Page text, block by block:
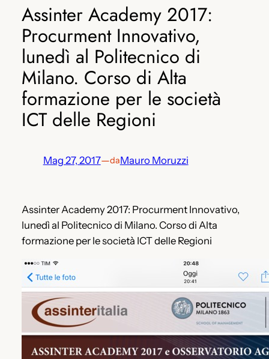
Assinter Academy 2017:
Procurment Innovativo,
lunedì al Politecnico di
Milano. Corso di Alta
formazione per le società
ICT delle Regioni
Mag 27, 2017—daMauro Moruzzi
Assinter Academy 2017: Procurment Innovativo,
lunedì al Politecnico di Milano. Corso di Alta
formazione per le società ICT delle Regioni